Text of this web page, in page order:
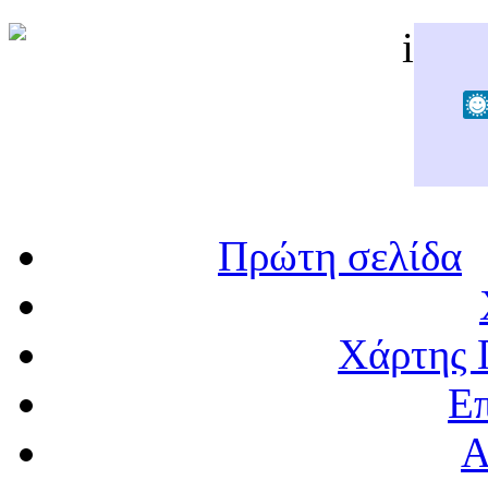
Πρώτη σελίδα
Χάρτης